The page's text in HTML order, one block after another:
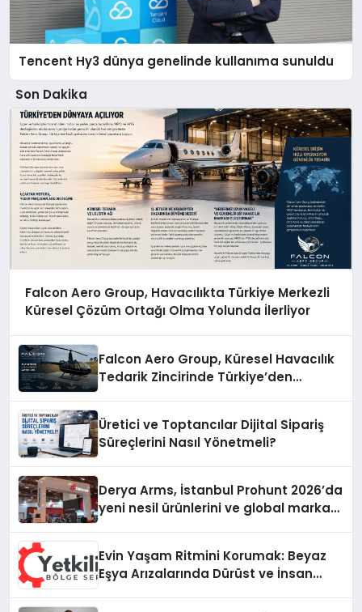
Tencent Hy3 dünya genelinde kullanıma sunuldu
Son Dakika
Falcon Aero Group, Havacılıkta Türkiye Merkezli
Küresel Çözüm Ortağı Olma Yolunda İlerliyor
Falcon Aero Group, Küresel Havacılık
Tedarik Zincirinde Türkiye’den
Üretici ve Toptancılar Dijital Sipariş
Süreçlerini Nasıl Yönetmeli?
Derya Arms, İstanbul Prohunt 2026’da
yeni nesil ürünlerini ve global marka
Evin Yaşam Ritmini Korumak: Beyaz
Eşya Arızalarında Dürüst ve İnsan